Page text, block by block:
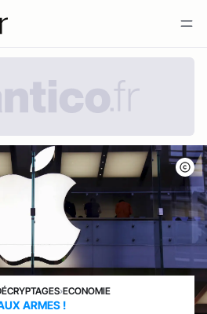
›ECONOMIE
ARMES !